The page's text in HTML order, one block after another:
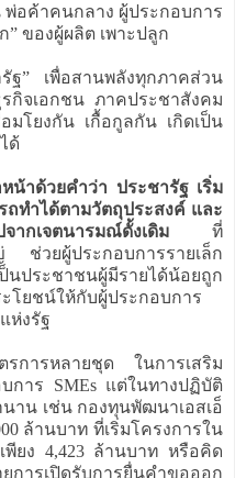
พ่อค้าคนกลาง ผู้ประกอบการ
” ของผู้ผลิต เพาะปลูก
ฐ” เพื่อสานพลังทุกภาคส่วน
จเอกชน ภาคประชาสังคม
มโยงกัน เกื้อกูลกัน เกิดเป็น
ด้
น้าด้วยคำว่า ประชารัฐ เริ่ม
ถทำได้ตามวัตถุประสงค์ และ
จากเจตนารมณ์ดั้งเดิม ที่
ช่วยผู้ประกอบการรายเล็ก
ประชาชนผู้มีรายได้น้อยถูก
โยชน์ให้กับผู้ประกอบการ
ห่งรัฐ
การหลายชุด ในการเสริม
การ SMEs แต่ในทางปฏิบัติ
าน เช่น กองทุนพัฒนาเอสเอ็
ล้านบาท ที่เริ่มโครงการใน
ยง 4,423 ล้านบาท หรือคิด
การเปิดรับการยื่นคำขอออก